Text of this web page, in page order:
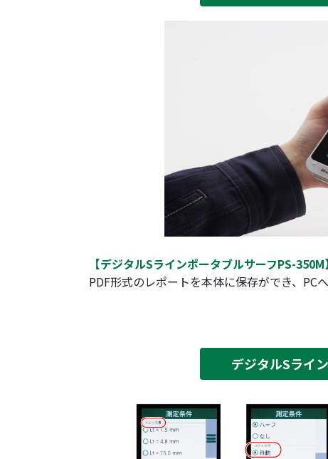
【デジタルSラインポータブルサーフPS-350M】
PDF形式のレポートを本体に保存ができ、PCへ
デジタルSライ